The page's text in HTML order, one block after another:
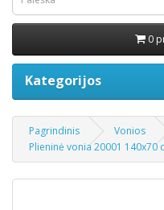
0
Kategorijos
Pagrindinis Vonios
Plieninė vonia 20001 140x70